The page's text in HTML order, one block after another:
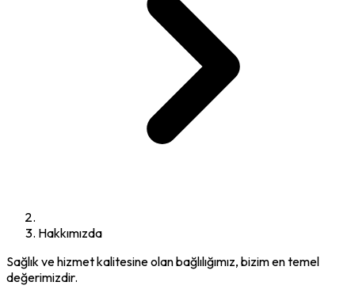
Hakkımızda
Sağlık ve hizmet kalitesine olan bağlılığımız, bizim en temel
değerimizdir.